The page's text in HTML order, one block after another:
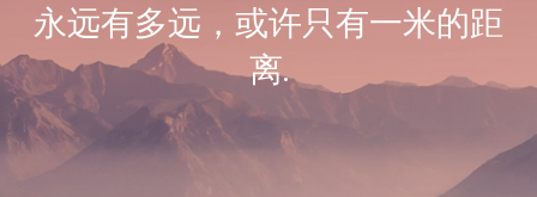
永远有多远，或许只有一米的距
离.